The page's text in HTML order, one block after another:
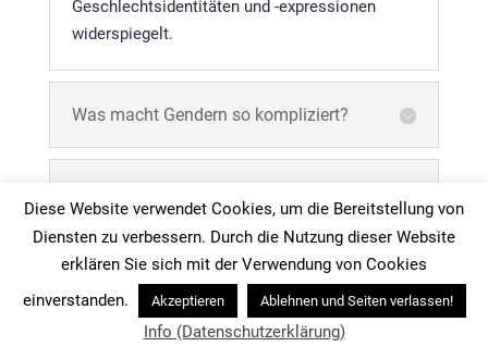
Geschlechtsidentitäten und -expressionen
widerspiegelt.
Was macht Gendern so kompliziert?
um politische Korrektheit?
Wann ist das Thema Gendern nicht
mehr erforderlich?
Diese Website verwendet Cookies, um die Bereitstellung von
Diensten zu verbessern. Durch die Nutzung dieser Website
erklären Sie sich mit der Verwendung von Cookies
einverstanden.
Akzeptieren Ablehnen und Seiten verlassen!
Info (Datenschutzerklärung)